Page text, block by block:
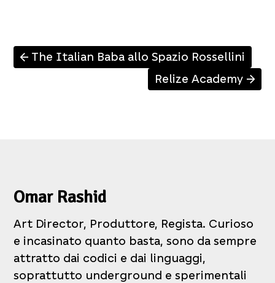
↑ The Italian Baba allo Spazio Rossellini
Relize Academy ↑
Omar Rashid
Art Director, Produttore, Regista. Curioso
e incasinato quanto basta, sono da sempre
attratto dai codici e dai linguaggi,
soprattutto underground e sperimentali